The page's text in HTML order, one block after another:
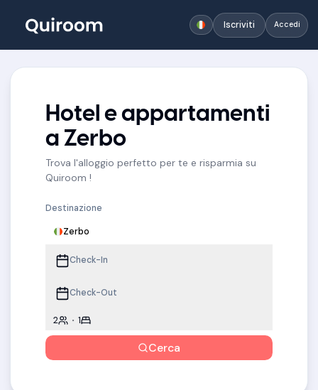
Iscriviti Accedi
Hotel e appartamenti
a Zerbo
Trova l'alloggio perfetto per te e risparmia su
Quiroom !
Destinazione
Zerbo
2 1
Cerca